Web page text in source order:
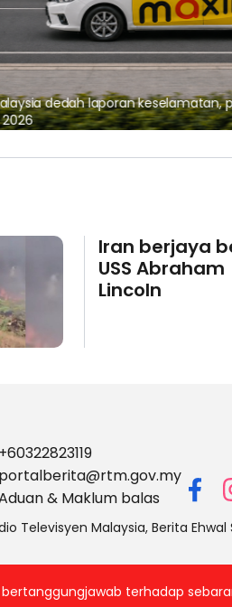
keselamatan, pematuhan
Iran berjaya
USS Abraham
Lincoln
& Maklum balas
Televisyen Malaysia, Berita Ehwal
bertanggungjawab terhadap